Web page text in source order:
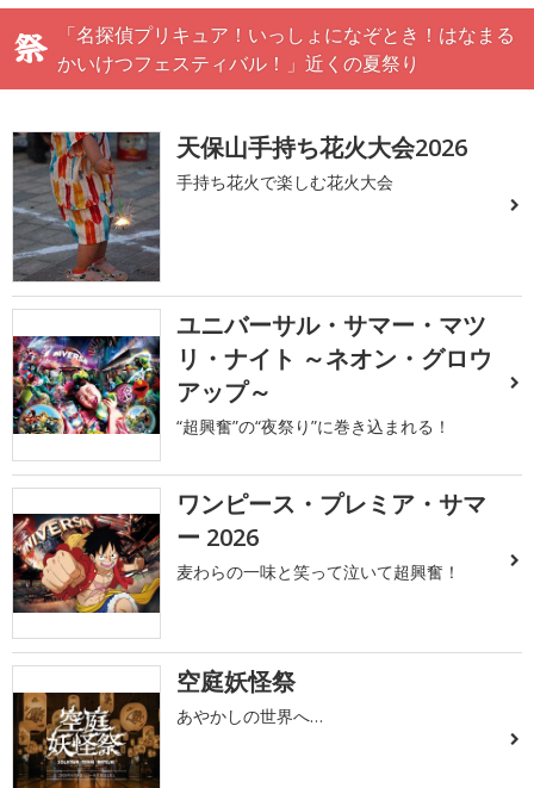
「名探偵プリキュア！いっしょになぞとき！はなまる
かいけつフェスティバル！」近くの夏祭り
天保山手持ち花火大会2026
手持ち花火で楽しむ花火大会
ユニバーサル・サマー・マツ
リ・ナイト ～ネオン・グロウ
アップ～
“超興奮”の“夜祭り”に巻き込まれる！
ワンピース・プレミア・サマ
ー 2026
麦わらの一味と笑って泣いて超興奮！
空庭妖怪祭
あやかしの世界へ…